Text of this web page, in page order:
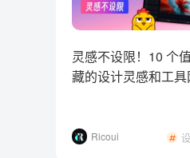
灵感不设限！10 个
藏的设计灵感和工
Ricoui